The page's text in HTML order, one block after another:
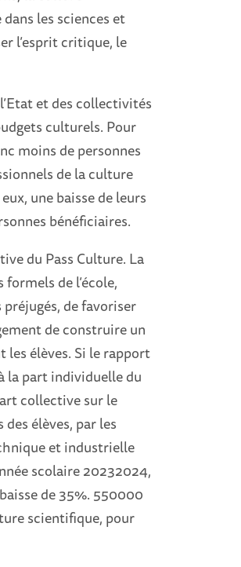
les sciences et
l’esprit critique, le
et des collectivités
culturels. Pour
moins de personnes
de la culture
une baisse de leurs
bénéficiaires.
du Pass Culture. La
de l’école,
de favoriser
de construire un
élèves. Si le rapport
la part individuelle du
collective sur le
élèves, par les
et industrielle
scolaire 20232024,
de 35%. 550000
scientifique, pour